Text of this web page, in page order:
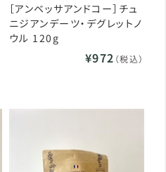
［アンベッサアンドコー］チュ
ニジアンデーツ・デグレットノ
ウル 120g
¥972 （税込）